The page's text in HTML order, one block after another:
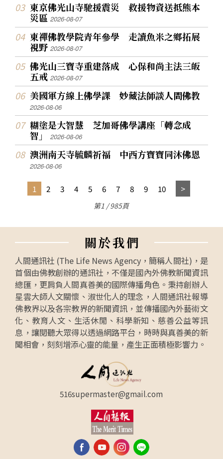
東京佛光山寺馳援震災 救援物資送抵熊本
災區2026-08-07
東禪佛教學院青年參學 走讀魚米之鄉拓展
視野2026-08-07
佛光山三寶寺重建落成 心保和尚主法三皈
五戒2026-08-07
美國軍方線上佛學課 妙藏法師談人間佛教
2026-08-06
糊塗是大智慧 芝加哥佛學講座「轉念成
智」2026-08-06
澳洲南天寺毓麟祈福 中西方寶寶同沐佛恩
2026-08-06
1 2 3 4 5 6 7 8 9 10
第1 / 985頁
關於我們
人間通訊社 (The Life News Agency，簡稱人間社)，是
首個由佛教創辦的通訊社，不僅是國內外佛教新聞資訊
總匯，更肩負人間真善美的國際傳播角色。秉持創辦人
星雲大師人文關懷、淑世化人的理念，人間通訊社報導
佛教界以及各宗教界的新聞資訊，並傳播國內外藝術文
化、教育人文、生活休閒、科學新知、慈善公益等訊
息，讓閱聽大眾得以透過網路平台，時時與真善美的新
聞相會，刻刻增添心靈的能量，產生正面積極影響力。
516supermaster@gmail.com